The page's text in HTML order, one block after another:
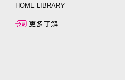
HOME LIBRARY